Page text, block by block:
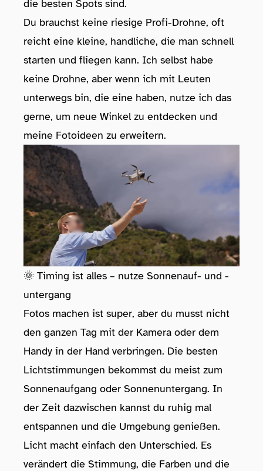
die besten Spots sind.
Du brauchst keine riesige Profi-Drohne, oft
reicht eine kleine, handliche, die man schnell
starten und fliegen kann. Ich selbst habe
keine Drohne, aber wenn ich mit Leuten
unterwegs bin, die eine haben, nutze ich das
gerne, um neue Winkel zu entdecken und
meine Fotoideen zu erweitern.
🌞 Timing ist alles – nutze Sonnenauf- und -
untergang
Fotos machen ist super, aber du musst nicht
den ganzen Tag mit der Kamera oder dem
Handy in der Hand verbringen. Die besten
Lichtstimmungen bekommst du meist zum
Sonnenaufgang oder Sonnenuntergang. In
der Zeit dazwischen kannst du ruhig mal
entspannen und die Umgebung genießen.
Licht macht einfach den Unterschied. Es
verändert die Stimmung, die Farben und die